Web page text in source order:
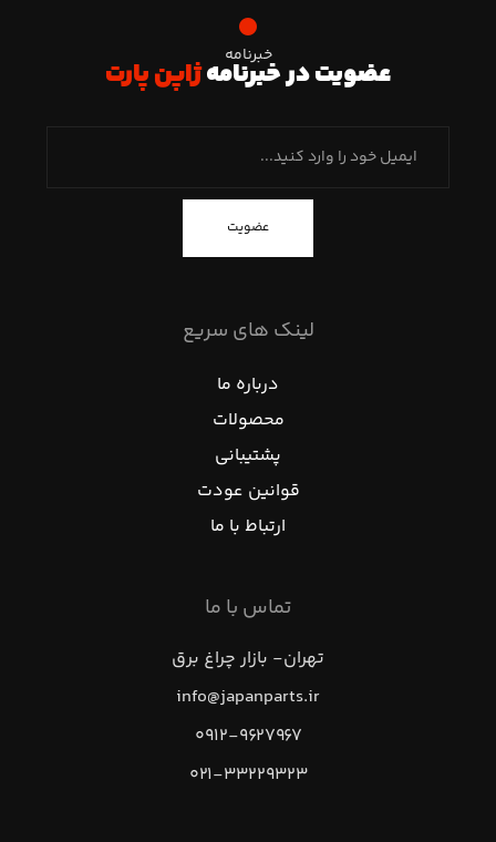
خبرنامه
عضویت در خبرنامهژاپن پارت
عضویت
لینک های سریع
درباره ما
محصولات
پشتیبانی
قوانین عودت
ارتباط با ما
تماس با ما
تهران- بازار چراغ برق
info@japanparts.ir
۰۹۱۲-۹۶۲۷۹۶۷
۰۲۱-۳۳۲۲۹۳۲۳